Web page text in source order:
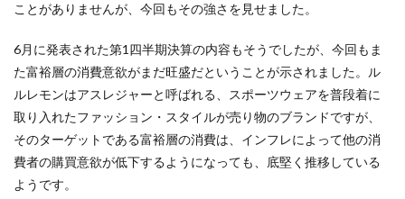
ことがありませんが、今回もその強さを見せました。
6月に発表された第1四半期決算の内容もそうでしたが、今回もま
た富裕層の消費意欲がまだ旺盛だということが示されました。ル
ルレモンはアスレジャーと呼ばれる、スポーツウェアを普段着に
取り入れたファッション・スタイルが売り物のブランドですが、
そのターゲットである富裕層の消費は、インフレによって他の消
費者の購買意欲が低下するようになっても、底堅く推移している
ようです。